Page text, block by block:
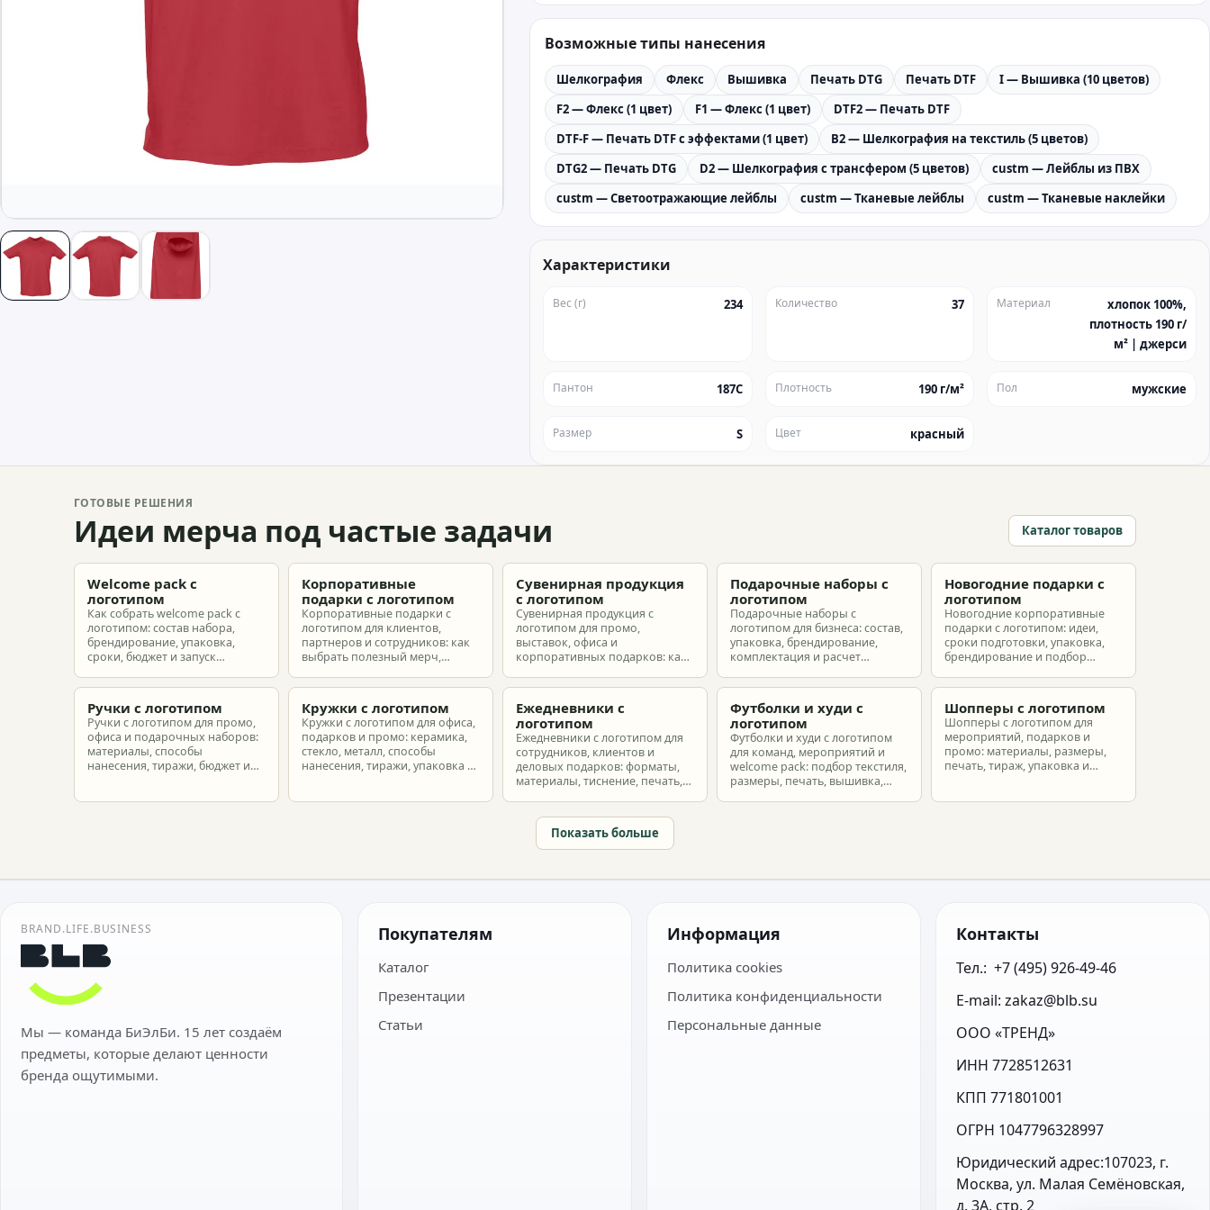
Возможные типы нанесения
Шелкография Флекс Вышивка Печать DTG Печать DTF
I — Вышивка (10 цветов)
F2 — Флекс (1 цвет)
F1 — Флекс (1 цвет)
DTF2 — Печать DTF
DTF-F — Печать DTF с эффектами (1 цвет)
B2 — Шелкография на текстиль (5 цветов)
DTG2 — Печать DTG
D2 — Шелкография с трансфером (5 цветов)
custm — Лейблы из ПВХ
custm — Светоотражающие лейблы
custm — Тканевые лейблы custm — Тканевые наклейки
Характеристики
Вес (г) 234 Количество 37 Материал
хлопок 100%,
плотность 190 г/
м² | джерси
Пантон 187C Плотность 190 г/м² Пол мужские
Размер S Цвет красный
ГОТОВЫЕ РЕШЕНИЯ
Идеи мерча под частые задачи Каталог товаров
Welcome pack с
логотипом
Как собрать welcome pack с
логотипом: состав набора,
брендирование, упаковка,
сроки, бюджет и запуск
новых сотрудников.
Корпоративные
подарки с логотипом
Корпоративные подарки с
логотипом для клиентов,
партнеров и сотрудников: как
выбрать полезный мерч,
подготовить заказ без лишнего
Сувенирная продукция
с логотипом
Сувенирная продукция с
логотипом для промо,
выставок, офиса и
корпоративных подарков: как
макет и избежать лишних
Подарочные наборы с
логотипом
Подарочные наборы с
логотипом для бизнеса: состав,
упаковка, брендирование,
комплектация и расчет
разные бюджеты.
Новогодние подарки с
логотипом
Новогодние корпоративные
подарки с логотипом: идеи,
сроки подготовки, упаковка,
брендирование и подбор
партнеров и сотрудников.
Ручки с логотипом
Ручки с логотипом для промо,
офиса и подарочных наборов:
материалы, способы
нанесения, тиражи, бюджет и
Кружки с логотипом
Кружки с логотипом для офиса,
подарков и промо: керамика,
стекло, металл, способы
нанесения, тиражи, упаковка и
Ежедневники с
логотипом
Ежедневники с логотипом для
сотрудников, клиентов и
деловых подарков: форматы,
материалы, тиснение, печать,
Футболки и худи с
логотипом
Футболки и худи с логотипом
для команд, мероприятий и
welcome pack: подбор текстиля,
размеры, печать, вышивка,
Шопперы с логотипом
Шопперы с логотипом для
мероприятий, подарков и
промо: материалы, размеры,
печать, тираж, упаковка и
Показать больше
BRAND.LIFE.BUSINESS
Мы — команда БиЭлБи. 15 лет создаём
предметы, которые делают ценности
бренда ощутимыми.
Покупателям
Каталог
Презентации
Статьи
Информация
Политика cookies
Политика конфиденциальности
Персональные данные
Контакты
Тел.:  +7 (495) 926-49-46
E-mail: zakaz@blb.su
ООО «ТРЕНД»
ИНН 7728512631
КПП 771801001
ОГРН 1047796328997
Юридический адрес:107023, г.
Москва, ул. Малая Семёновская,
д. 3А, стр. 2